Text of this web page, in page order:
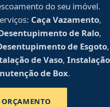
do seu imóvel.
Caça Vazamento,
de Ralo,
de Esgoto,
de Vaso, Instalação
de Box.